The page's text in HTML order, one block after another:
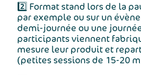
2️⃣ Format stand lors de la
par exemple ou sur un
demi-journée ou une
participants viennent
mesure leur produit et
(petites sessions de 15-20